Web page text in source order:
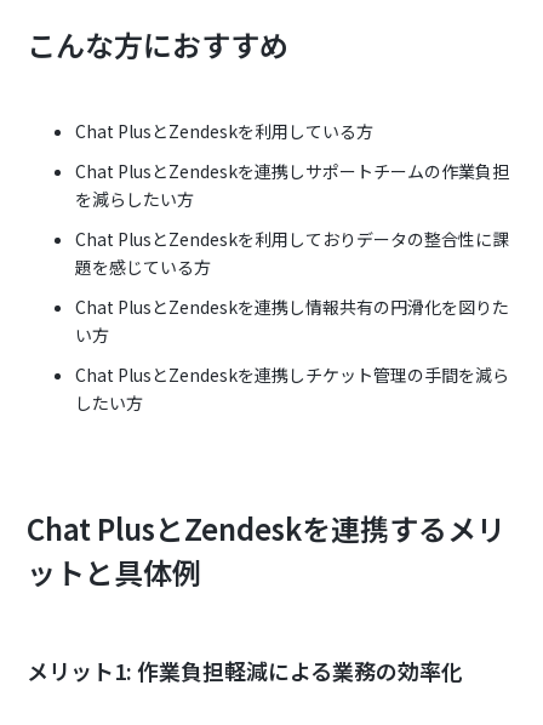
こんな方におすすめ
Chat PlusとZendeskを利用している方
Chat PlusとZendeskを連携しサポートチームの作業負担
を減らしたい方
Chat PlusとZendeskを利用しておりデータの整合性に課
題を感じている方
Chat PlusとZendeskを連携し情報共有の円滑化を図りた
い方
Chat PlusとZendeskを連携しチケット管理の手間を減ら
したい方
Chat PlusとZendeskを連携するメリ
ットと具体例
メリット1: 作業負担軽減による業務の効率化